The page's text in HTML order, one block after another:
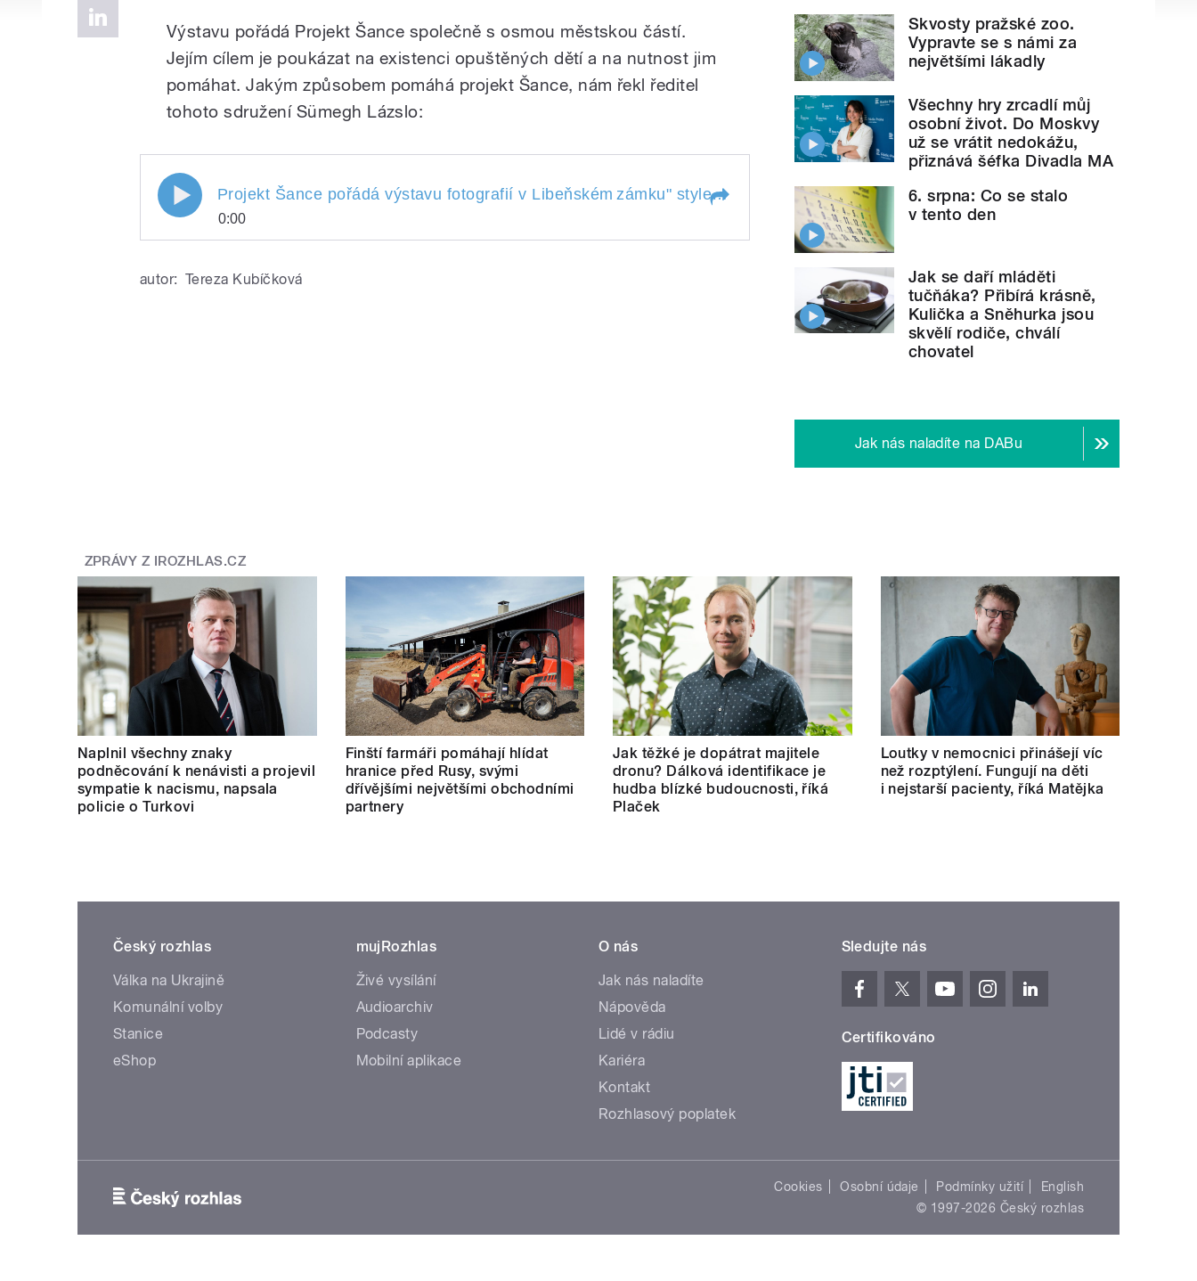
Výstavu pořádá Projekt Šance společně s osmou městskou částí.
Jejím cílem je poukázat na existenci opuštěných dětí a na nutnost jim
pomáhat. Jakým způsobem pomáhá projekt Šance, nám řekl ředitel
tohoto sdružení Sümegh Lázslo:
pause
Projekt Šance pořádá výstavu fotografií v Libeňském zámku" style=""> Projekt Šance pořádá výstavu fotografií v Libeňském
0:00
Libeňském
autor: Tereza Kubíčková
Skvosty pražské zoo.
Vypravte se s námi za
největšími lákadly
Všechny hry zrcadlí můj
osobní život. Do Moskvy
už se vrátit nedokážu,
přiznává šéfka Divadla MA
6. srpna: Co se stalo
v tento den
Jak se daří mláděti
tučňáka? Přibírá krásně,
Kulička a Sněhurka jsou
skvělí rodiče, chválí
chovatel
Jak nás naladíte na DABu
ZPRÁVY Z IROZHLAS.CZ
Naplnil všechny znaky
podněcování k nenávisti a projevil
sympatie k nacismu, napsala
policie o Turkovi
Finští farmáři pomáhají hlídat
hranice před Rusy, svými
dřívějšími největšími obchodními
partnery
Jak těžké je dopátrat majitele
dronu? Dálková identifikace je
hudba blízké budoucnosti, říká
Plaček
Loutky v nemocnici přinášejí víc
než rozptýlení. Fungují na děti
i nejstarší pacienty, říká Matějka
Český rozhlas
Válka na Ukrajině
Komunální volby
Stanice
eShop
mujRozhlas
Živé vysílání
Audioarchiv
Podcasty
Mobilní aplikace
O nás
Jak nás naladíte
Nápověda
Lidé v rádiu
Kariéra
Kontakt
Rozhlasový poplatek
Sledujte nás
Certifikováno
Cookies Osobní údaje Podmínky užití
English
© 1997-2026 Český rozhlas